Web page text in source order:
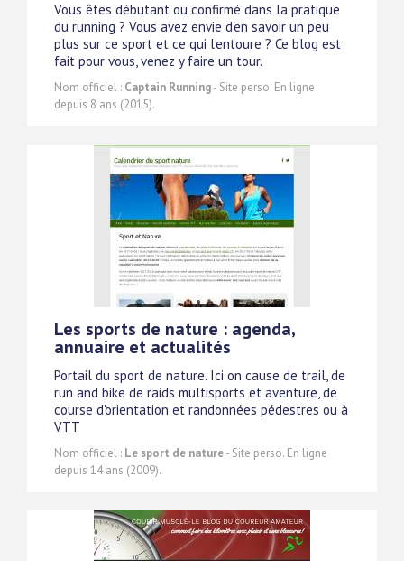
Vous êtes débutant ou confirmé dans la pratique
du running ? Vous avez envie d'en savoir un peu
plus sur ce sport et ce qui l'entoure ? Ce blog est
fait pour vous, venez y faire un tour.
Nom officiel : Captain Running- Site perso. En ligne
depuis 8 ans (2015).
Les sports de nature : agenda,
annuaire et actualités
Portail du sport de nature. Ici on cause de trail, de
run and bike de raids multisports et aventure, de
course d'orientation et randonnées pédestres ou à
VTT
Nom officiel : Le sport de nature- Site perso. En ligne
depuis 14 ans (2009).